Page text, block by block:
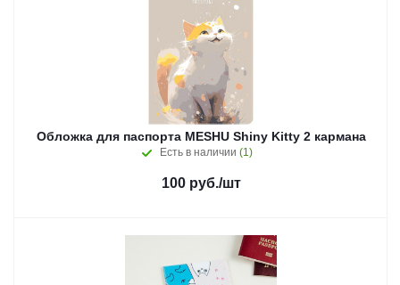
Обложка для паспорта MESHU Shiny Kitty 2 кармана
Есть в наличии (1)
100руб./шт